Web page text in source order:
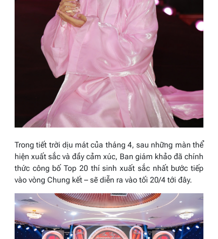
Trong tiết trời dịu mát của tháng 4, sau những màn thể
hiện xuất sắc và đầy cảm xúc, Ban giám khảo đã chính
thức công bố Top 20 thí sinh xuất sắc nhất bước tiếp
vào vòng Chung kết – sẽ diễn ra vào tối 20/4 tới đây.